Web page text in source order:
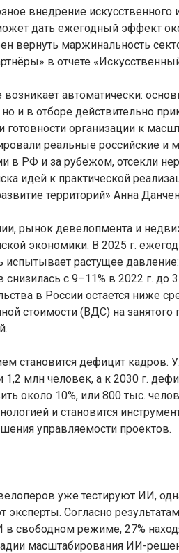
внедрение искусственного
дать ежегодный эффект
вернуть маржинальность
в отчете
автоматически:
и в отборе действительно
готовности организации к
реальные российские
в РФ и за рубежом, отсекли
идей к практической
территорий» Анна
рынок девелопмента и
экономики. В 2025 г.
испытывает растущее
с 9–11% в 2022 г. до
в России остается ниже
стоимости (ВДС) на занятого
становится дефицит кадров.
1,2 млн человек, а к 2030 г.
около 10%, или 800 тыс.
и становится
управляемости проектов.
уже тестируют ИИ,
эксперты. Согласно
свободном режиме, 27%
масштабирования ИИ-